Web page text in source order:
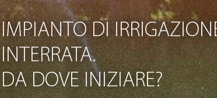
IMPIANTO DI
INTERRATA.
DA DOVE INIZIARE?